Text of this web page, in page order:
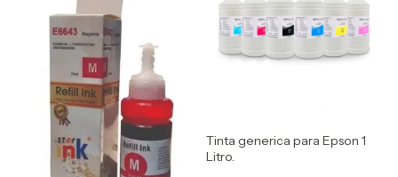
Tinta generica para Epson 1
Litro.